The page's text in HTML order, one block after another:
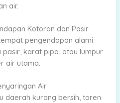
air.
Kotoran dan Pasir
pengendapan alami
karat pipa, atau lumpur
air utama.
Air
daerah kurang bersih, toren